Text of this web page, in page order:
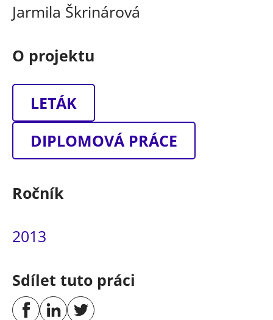
Jarmila Škrinárová
O projektu
LETÁK
DIPLOMOVÁ PRÁCE
Ročník
2013
Sdílet tuto práci